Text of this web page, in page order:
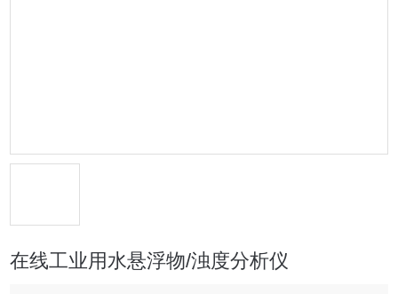
在线工业用水悬浮物/浊度分析仪